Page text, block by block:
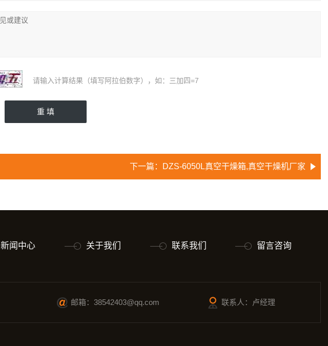
请输入计算结果（填写阿拉伯数字），如：三加四=7
下一篇： DZS-6050L真空干燥箱,真空干燥机厂家
新闻中心 关于我们 联系我们 留言咨询
邮箱：38542403@qq.com 联系人：卢经理